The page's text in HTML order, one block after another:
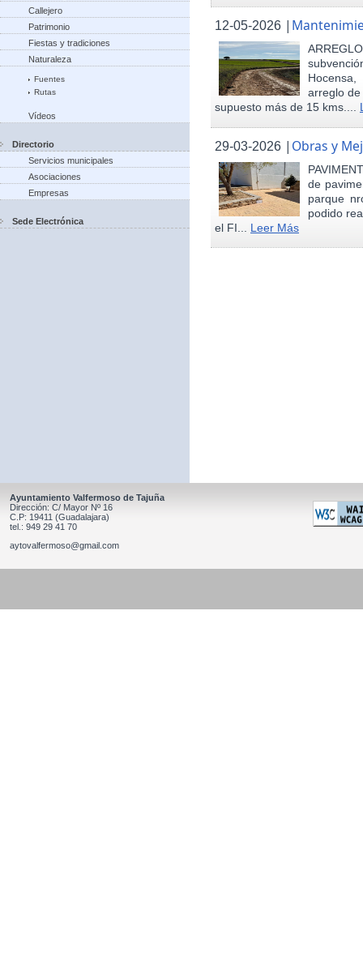
Callejero
Patrimonio
Fiestas y tradiciones
Naturaleza
Fuentes
Rutas
Vídeos
Directorio
Servicios municipales
Asociaciones
Empresas
Sede Electrónica
12-05-2026 |
arreglo
supuesto más de 15 kms....
29-03-2026 | Obras y
de
parque
podido
el FI... Leer Más
Ayuntamiento Valfermoso de Tajuña
Dirección: C/ Mayor Nº 16
C.P: 19411 (Guadalajara)
tel.: 949 29 41 70
aytovalfermoso@gmail.com